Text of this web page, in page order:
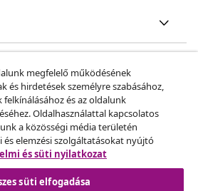
megfelelő működésének
és hirdetések személyre szabásához,
és az oldalunk
Oldalhasználattal kapcsolatos
a közösségi média területén
elemzési szolgáltatásokat nyújtó
és süti nyilatkozat
süti elfogadása